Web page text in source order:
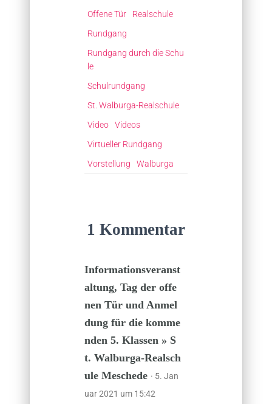
Offene Tür
Realschule
Rundgang
Rundgang durch die Schu
le
Schulrundgang
St. Walburga-Realschule
Video
Videos
Virtueller Rundgang
Vorstellung
Walburga
1 Kommentar
Informationsveranst
altung, Tag der offe
nen Tür und Anmel
dung für die komme
nden 5. Klassen » S
t. Walburga-Realsch
ule Meschede · 5. Jan
uar 2021 um 15:42